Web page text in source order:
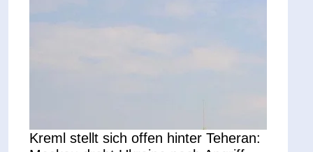
Kreml stellt sich offen hinter Teheran: